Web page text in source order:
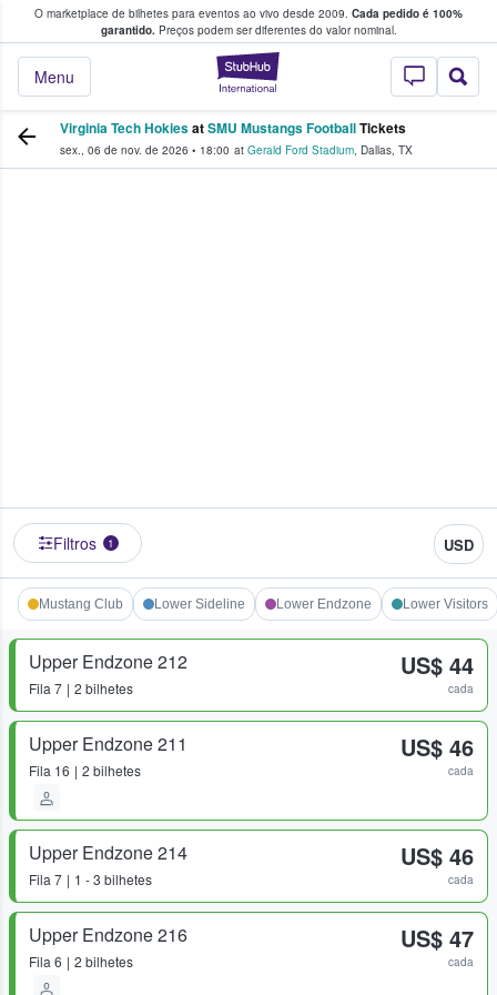
O marketplace de bilhetes para eventos ao vivo desde 2009. Cada pedido é 100%
garantido.Preços podem ser diferentes do valor nominal.
StubHub – onde
Menu
fãs compram e vendem bilhetes
Virginia Tech HokiesatSMU Mustangs FootballTickets
sex., 06 de nov. de 2026 • 18:00 at Gerald Ford Stadium, Dallas, TX
Filtros 1 USD
Mustang Club Lower Sideline Lower Endzone Lower Visitors
Upper Endzone 212
Fila 7 2 bilhetes
US$ 44
cada
Upper Endzone 211
Fila 16 2 bilhetes
US$ 46
cada
Upper Endzone 214
Fila 7 1 - 3 bilhetes
US$ 46
cada
Upper Endzone 216
Fila 6 2 bilhetes
US$ 47
cada